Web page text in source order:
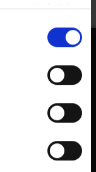
proprietà digitale
in qualsiasi
o facendo clic
posizione
di qualche